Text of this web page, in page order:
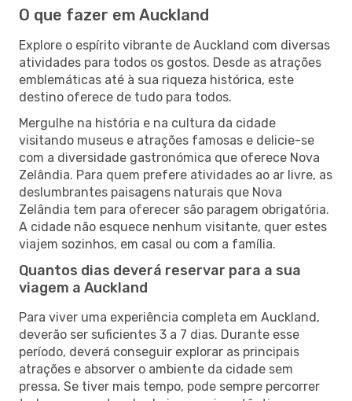
O que fazer em Auckland
Explore o espírito vibrante de Auckland com diversas
atividades para todos os gostos. Desde as atrações
emblemáticas até à sua riqueza histórica, este
destino oferece de tudo para todos.
Mergulhe na história e na cultura da cidade
visitando museus e atrações famosas e delicie-se
com a diversidade gastronómica que oferece Nova
Zelândia. Para quem prefere atividades ao ar livre, as
deslumbrantes paisagens naturais que Nova
Zelândia tem para oferecer são paragem obrigatória.
A cidade não esquece nenhum visitante, quer estes
viajem sozinhos, em casal ou com a família.
Quantos dias deverá reservar para a sua
viagem a Auckland
Para viver uma experiência completa em Auckland,
deverão ser suficientes 3 a 7 dias. Durante esse
período, deverá conseguir explorar as principais
atrações e absorver o ambiente da cidade sem
pressa. Se tiver mais tempo, pode sempre percorrer